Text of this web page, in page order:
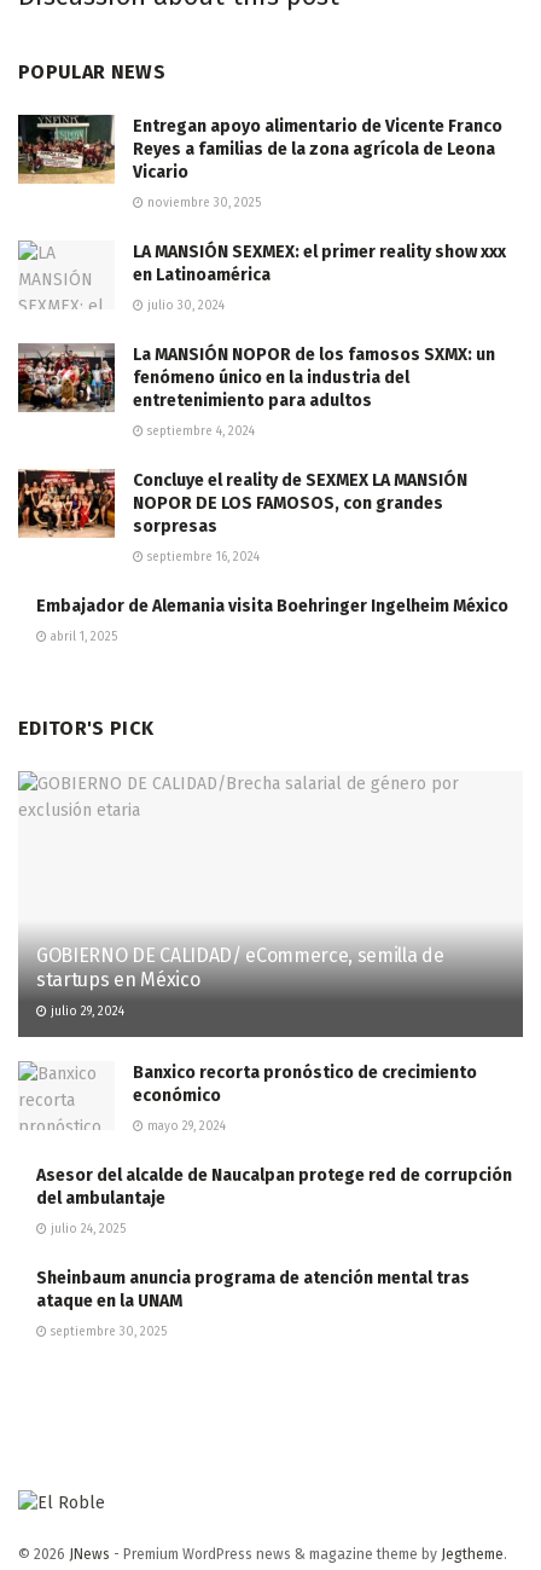
POPULAR NEWS
Entregan apoyo alimentario de Vicente Franco
Reyes a familias de la zona agrícola de Leona
Vicario
noviembre 30, 2025
LA MANSIÓN SEXMEX: el primer reality show xxx
en Latinoamérica
julio 30, 2024
La MANSIÓN NOPOR de los famosos SXMX: un
fenómeno único en la industria del
entretenimiento para adultos
septiembre 4, 2024
Concluye el reality de SEXMEX LA MANSIÓN
NOPOR DE LOS FAMOSOS, con grandes
sorpresas
septiembre 16, 2024
Embajador de Alemania visita Boehringer Ingelheim México
abril 1, 2025
EDITOR'S PICK
GOBIERNO DE CALIDAD/ eCommerce, semilla de
startups en México
julio 29, 2024
Banxico recorta pronóstico de crecimiento
económico
mayo 29, 2024
Asesor del alcalde de Naucalpan protege red de corrupción
del ambulantaje
julio 24, 2025
Sheinbaum anuncia programa de atención mental tras
ataque en la UNAM
septiembre 30, 2025
© 2026 JNews - Premium WordPress news & magazine theme by Jegtheme.